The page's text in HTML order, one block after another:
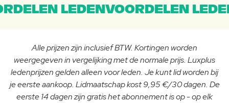
LEDENVOORDELEN
Alle prijzen zijn inclusief BTW. Kortingen worden
weergegeven in vergelijking met de normale prijs. Luxplus
ledenprijzen gelden alleen voor leden. Je kunt lid worden bij
je eerste aankoop. Lidmaatschap kost 9,95 €/30 dagen. De
eerste 14 dagen zijn gratis het abonnement is op - op elk